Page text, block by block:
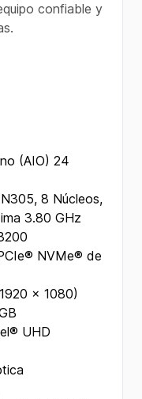
confiable y
(AIO) 24
8 Núcleos,
3.80 GHz
NVMe® de
x 1080)
UHD